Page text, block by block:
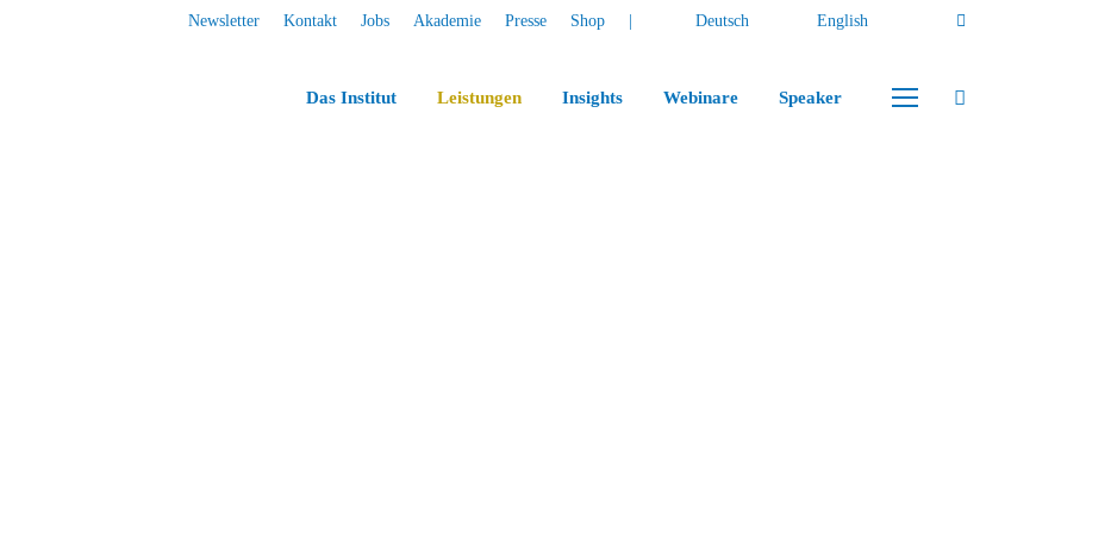
Newsletter Kontakt Jobs Akademie Presse Shop Deutsch English
Das Institut Leistungen Insights Webinare Speaker